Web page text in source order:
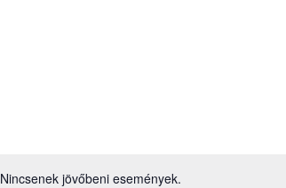
Nincsenek jövőbeni események.